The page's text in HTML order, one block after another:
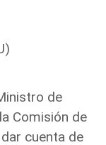
de
Comisión de
cuenta de